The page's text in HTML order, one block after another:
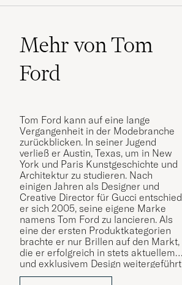
Mehr von Tom
Ford
Tom Ford kann auf eine lange
Vergangenheit in der Modebranche
zurückblicken. In seiner Jugend
verließ er Austin, Texas, um in New
York und Paris Kunstgeschichte und
Architektur zu studieren. Nach
einigen Jahren als Designer und
Creative Director für Gucci entschied
er sich 2005, seine eigene Marke
namens Tom Ford zu lancieren. Als
eine der ersten Produktkategorien
brachte er nur Brillen auf den Markt,
die er erfolgreich in stets aktuellem
und exklusivem Design weitergeführt
hat.